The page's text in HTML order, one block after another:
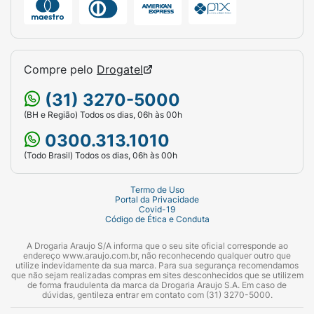
RECOMENDAÇÃO DIÁRIA DE CONSUMO
FORA DO ALCANCE DE CRIANÇAS.”
Compre pelo Drogatel
(31) 3270-5000
(BH e Região) Todos os dias, 06h às 00h
0300.313.1010
(Todo Brasil) Todos os dias, 06h às 00h
Termo de Uso
Portal da Privacidade
Covid-19
Código de Ética e Conduta
A Drogaria Araujo S/A informa que o seu site oficial corresponde ao
endereço www.araujo.com.br, não reconhecendo qualquer outro que
utilize indevidamente da sua marca. Para sua segurança recomendamos
que não sejam realizadas compras em sites desconhecidos que se utilizem
de forma fraudulenta da marca da Drogaria Araujo S.A. Em caso de
dúvidas, gentileza entrar em contato com (31) 3270-5000.